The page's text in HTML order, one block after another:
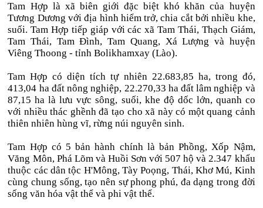
Tam Hợp là xã biên giới đặc biệt khó khăn của huyện
Tương Dương với địa hình hiểm trở, chia cắt bởi nhiều khe,
suối. Tam Hợp tiếp giáp với các xã Tam Thái, Thạch Giám,
Tam Thái, Tam Đình, Tam Quang, Xá Lượng và huyện
Viêng Thoong - tỉnh Bolikhamxay (Lào).
Tam Hợp có diện tích tự nhiên 22.683,85 ha, trong đó,
413,04 ha đất nông nghiệp, 22.270,33 ha đất lâm nghiệp và
87,15 ha là lưu vực sông, suối, khe độ dốc lớn, quanh co
với nhiều thác ghềnh đã tạo cho xã này có một quang cảnh
thiên nhiên hùng vĩ, rừng núi nguyên sinh.
Tam Hợp có 5 bản hành chính là bản Phồng, Xốp Nậm,
Văng Môn, Phá Lõm và Huồi Sơn với 507 hộ và 2.347 khẩu
thuộc các dân tộc H'Mông, Tày Poọng, Thái, Khơ Mú, Kinh
cùng chung sống, tạo nên sự phong phú, đa dạng trong đời
sống văn hóa vật thể và phi vật thể.